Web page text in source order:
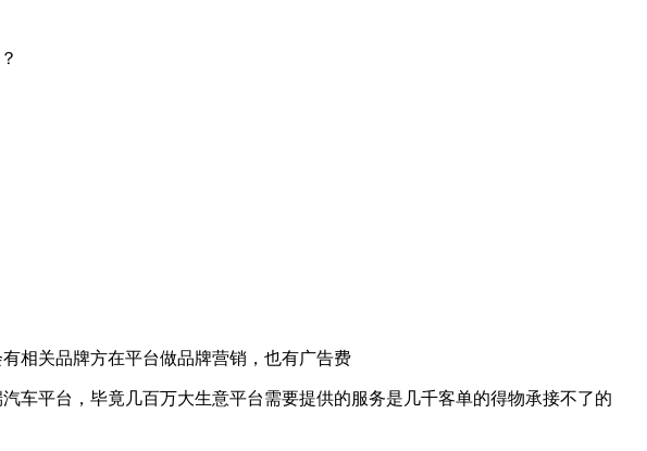
相关品牌方在平台做品牌营销，也有广告费
车平台，毕竟几百万大生意平台需要提供的服务是几千客单的得物承接不了的